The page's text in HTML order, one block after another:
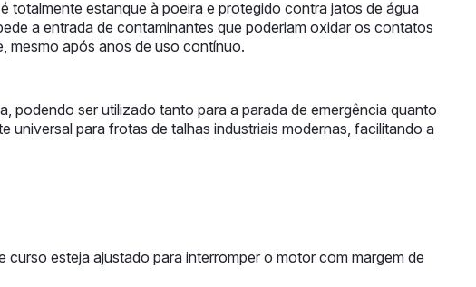
totalmente estanque à poeira e protegido contra jatos de água
a entrada de contaminantes que poderiam oxidar os contatos
mesmo após anos de uso contínuo.
podendo ser utilizado tanto para a parada de emergência quanto
universal para frotas de talhas industriais modernas, facilitando a
esteja ajustado para interromper o motor com margem de